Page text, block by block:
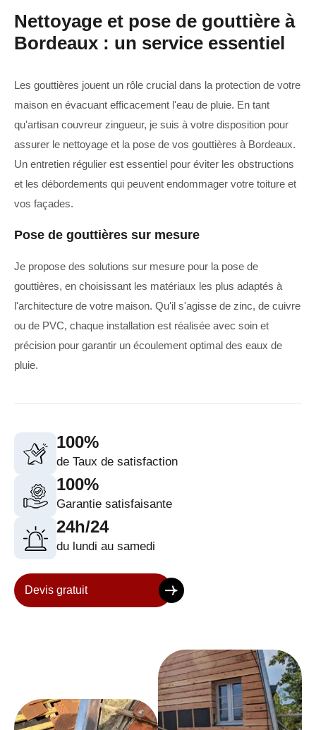
Nettoyage et pose de gouttière à
Bordeaux : un service essentiel
Les gouttières jouent un rôle crucial dans la protection de votre
maison en évacuant efficacement l'eau de pluie. En tant
qu'artisan couvreur zingueur, je suis à votre disposition pour
assurer le nettoyage et la pose de vos gouttières à Bordeaux.
Un entretien régulier est essentiel pour éviter les obstructions
et les débordements qui peuvent endommager votre toiture et
vos façades.
Pose de gouttières sur mesure
Je propose des solutions sur mesure pour la pose de
gouttières, en choisissant les matériaux les plus adaptés à
l'architecture de votre maison. Qu'il s'agisse de zinc, de cuivre
ou de PVC, chaque installation est réalisée avec soin et
précision pour garantir un écoulement optimal des eaux de
pluie.
100%
de Taux de satisfaction
100%
Garantie satisfaisante
24h/24
du lundi au samedi
Devis gratuit